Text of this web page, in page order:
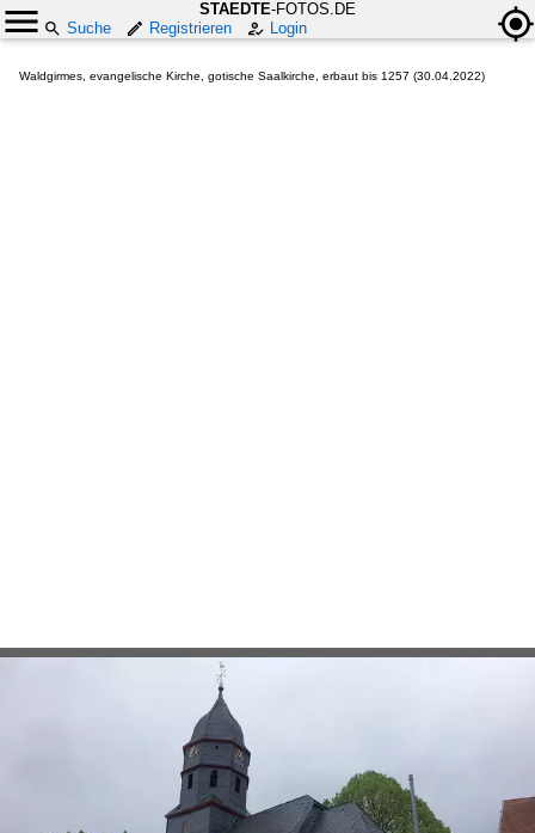
STAEDTE-FOTOS.DE
Suche
Registrieren Login
Waldgirmes, evangelische Kirche, gotische Saalkirche, erbaut bis 1257 (30.04.2022)